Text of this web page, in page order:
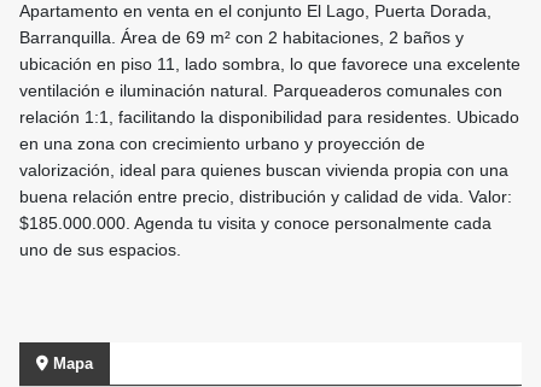
Apartamento en venta en el conjunto El Lago, Puerta Dorada,
Barranquilla. Área de 69 m² con 2 habitaciones, 2 baños y
ubicación en piso 11, lado sombra, lo que favorece una excelente
ventilación e iluminación natural. Parqueaderos comunales con
relación 1:1, facilitando la disponibilidad para residentes. Ubicado
en una zona con crecimiento urbano y proyección de
valorización, ideal para quienes buscan vivienda propia con una
buena relación entre precio, distribución y calidad de vida. Valor:
$185.000.000. Agenda tu visita y conoce personalmente cada
uno de sus espacios.
Mapa